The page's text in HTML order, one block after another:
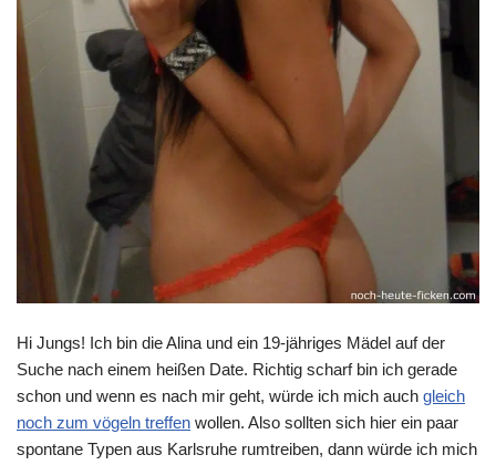
Hi Jungs! Ich bin die Alina und ein 19-jähriges Mädel auf der
Suche nach einem heißen Date. Richtig scharf bin ich gerade
schon und wenn es nach mir geht, würde ich mich auch gleich
noch zum vögeln treffen wollen. Also sollten sich hier ein paar
spontane Typen aus Karlsruhe rumtreiben, dann würde ich mich